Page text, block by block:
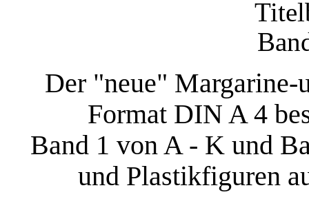
Der "neue"
Format DIN A 4
Band 1 von A - K und
und Plastikfiguren